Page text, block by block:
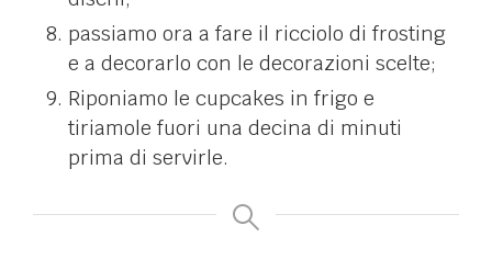
passiamo ora a fare il ricciolo di frosting
e a decorarlo con le decorazioni scelte;
Riponiamo le cupcakes in frigo e
tiriamole fuori una decina di minuti
prima di servirle.